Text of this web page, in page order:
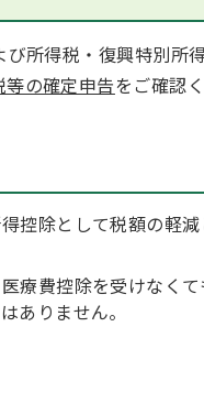
所得税・復興特別所
の確定申告をご確認
控除として税額の軽減
療費控除を受けなく
ありません。